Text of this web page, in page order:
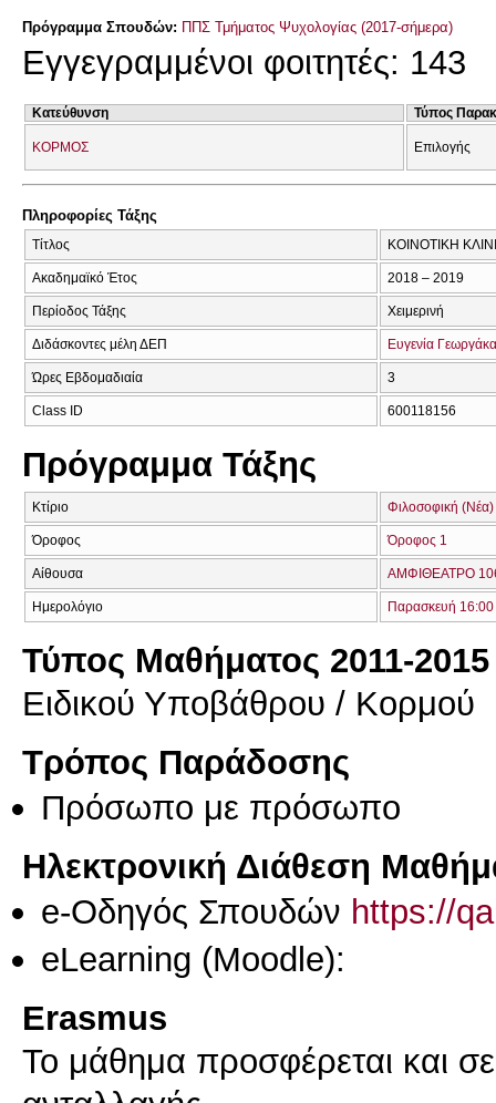
Πρόγραμμα Σπουδών: ΠΠΣ Τμήματος Ψυχολογίας (2017-σήμερα)
Εγγεγραμμένοι φοιτητές: 143
Κατεύθυνση Τύπος
ΚΟΡΜΟΣ Επιλογής
Πληροφορίες Τάξης
Τίτλος ΚΟΙΝΟΤΙΚΗ
Ακαδημαϊκό Έτος 2018 – 2019
Περίοδος Τάξης Χειμερινή
Διδάσκοντες μέλη ΔΕΠ Ευγενία Γεωργάκα
Ώρες Εβδομαδιαία 3
Class ID 600118156
Πρόγραμμα Τάξης
Κτίριο Φιλοσοφική (Νέα)
Όροφος Όροφος 1
Αίθουσα ΑΜΦΙΘΕΑΤΡΟ
Ημερολόγιο Παρασκευή
Τύπος Μαθήματος 2011-2015
Ειδικού Υποβάθρου / Κορμού
Τρόπος Παράδοσης
Πρόσωπο με πρόσωπο
Ηλεκτρονική Διάθεση
e-Οδηγός Σπουδών https://
eLearning (Moodle):
Erasmus
Το μάθημα προσφέρεται και